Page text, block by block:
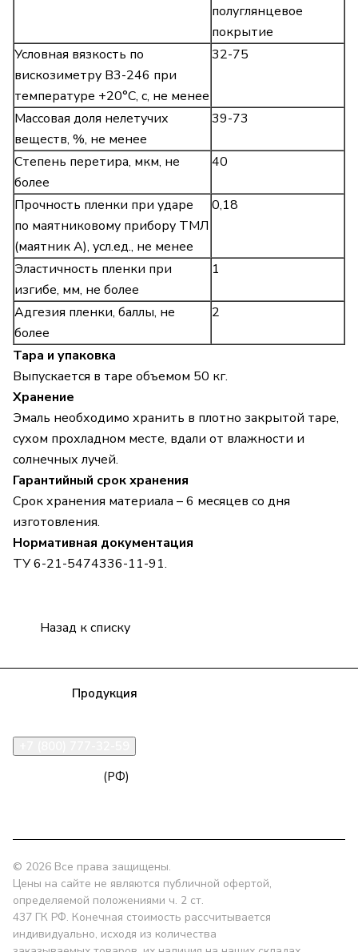
полуглянцевое
покрытие
Условная вязкость по
вискозиметру В3-246 при
температуре +20°С, с, не менее
32-75
Массовая доля нелетучих
веществ, %, не менее
39-73
Степень перетира, мкм, не
более
40
Прочность пленки при ударе
по маятниковому прибору ТМЛ
(маятник А), усл.ед., не менее
0,18
Эластичность пленки при
изгибе, мм, не более
1
Адгезия пленки, баллы, не
более
2
Тара и упаковка
Выпускается в таре объемом 50 кг.
Хранение
Эмаль необходимо хранить в плотно закрытой таре,
сухом прохладном месте, вдали от влажности и
солнечных лучей.
Гарантийный срок хранения
Срок хранения материала – 6 месяцев со дня
изготовления.
Нормативная документация
ТУ 6-21-5474336-11-91.
Назад к списку
Продукция
(РФ)
© 2026 Все права защищены.
Цены на сайте не являются публичной офертой,
определяемой положениями ч. 2 ст.
437 ГК РФ. Конечная стоимость рассчитывается
индивидуально, исходя из количества